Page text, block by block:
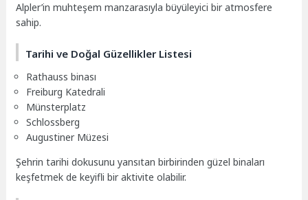
Alpler’in muhteşem manzarasıyla büyüleyici bir atmosfere
sahip.
Tarihi ve Doğal Güzellikler Listesi
Rathauss binası
Freiburg Katedrali
Münsterplatz
Schlossberg
Augustiner Müzesi
Şehrin tarihi dokusunu yansıtan birbirinden güzel binaları
keşfetmek de keyifli bir aktivite olabilir.